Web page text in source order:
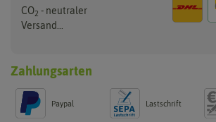
CO2 - neutraler
Versand...
Zahlungsarten
Paypal Lastschrift